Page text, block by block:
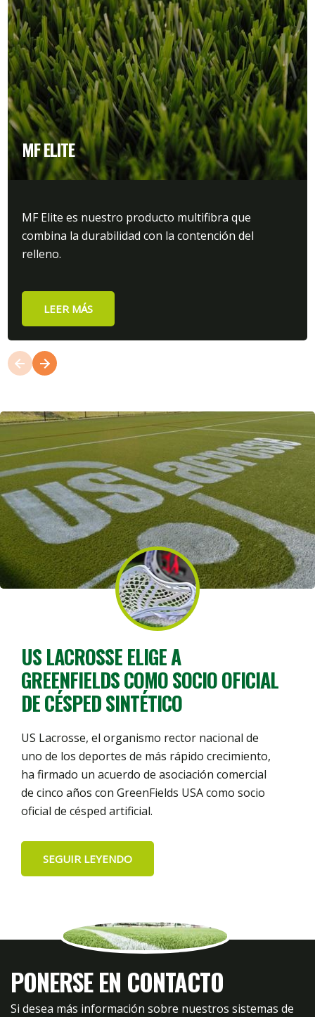
MF ELITE
MF Elite es nuestro producto multifibra que
combina la durabilidad con la contención del
relleno.
LEER MÁS
US LACROSSE ELIGE A
GREENFIELDS COMO SOCIO OFICIAL
DE CÉSPED SINTÉTICO
US Lacrosse, el organismo rector nacional de
uno de los deportes de más rápido crecimiento,
ha firmado un acuerdo de asociación comercial
de cinco años con GreenFields USA como socio
oficial de césped artificial.
SEGUIR LEYENDO
PONERSE EN CONTACTO
Si desea más información sobre nuestros sistemas de